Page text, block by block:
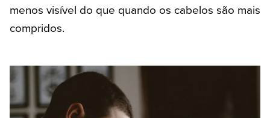
menos visível do que quando os cabelos são mais
compridos.